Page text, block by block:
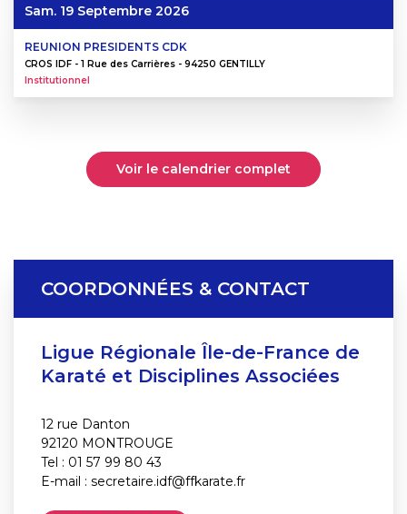
Sam. 19 Septembre 2026
REUNION PRESIDENTS CDK
CROS IDF - 1 Rue des Carrières - 94250 GENTILLY
Institutionnel
Voir le calendrier complet
COORDONNÉES & CONTACT
Ligue Régionale Île-de-France de
Karaté et Disciplines Associées
12 rue Danton
92120 MONTROUGE
Tel : 01 57 99 80 43
E-mail : secretaire.idf@ffkarate.fr